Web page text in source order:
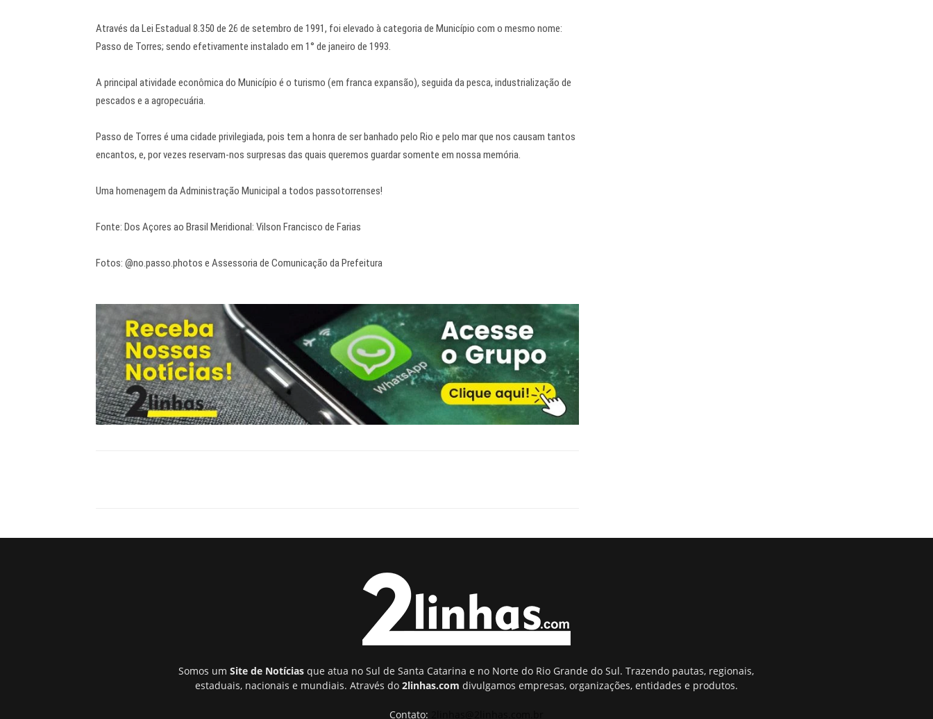
Através da Lei Estadual 8.350 de 26 de setembro de 1991, foi elevado à categoria de Município com o mesmo nome:
Passo de Torres; sendo efetivamente instalado em 1° de janeiro de 1993.
A principal atividade econômica do Município é o turismo (em franca expansão), seguida da pesca, industrialização de
pescados e a agropecuária.
Passo de Torres é uma cidade privilegiada, pois tem a honra de ser banhado pelo Rio e pelo mar que nos causam tantos
encantos, e, por vezes reservam-nos surpresas das quais queremos guardar somente em nossa memória.
Uma homenagem da Administração Municipal a todos passotorrenses!
Fonte: Dos Açores ao Brasil Meridional: Vilson Francisco de Farias
Fotos: @no.passo.photos e Assessoria de Comunicação da Prefeitura
Somos umSite de Notícias que atua no Sul de Santa Catarina e no Norte do Rio Grande do Sul. Trazendo pautas, regionais,
estaduais, nacionais e mundiais. Através do 2linhas.com divulgamos empresas, organizações, entidades e produtos.
Contato: